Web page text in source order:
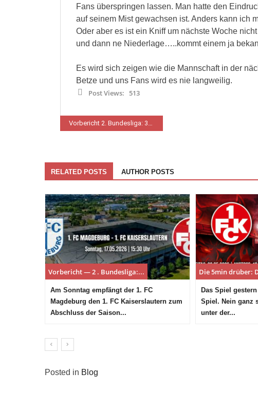
Fans überspringen lassen. Man hatte den
auf seinem Mist gewachsen ist. Anders kann ich
Oder aber es ist ein Kniff um nächste Woche
und dann ne Niederlage…..kommt einem ja
Es wird sich zeigen wie die Mannschaft in der
Betze und uns Fans wird es nie langweilig.
Post Views: 513
Beitragsnavigation
RELATED POSTS AUTHOR POSTS
Vorbericht — 2 . Bundesliga:...
Am Sonntag empfängt der 1. FC
Magdeburg den 1. FC Kaiserslautern zum
Abschluss der Saison...
Die 5min drüber:
Das Spiel
Spiel. Nein ganz
unter der...
Posted in Blog